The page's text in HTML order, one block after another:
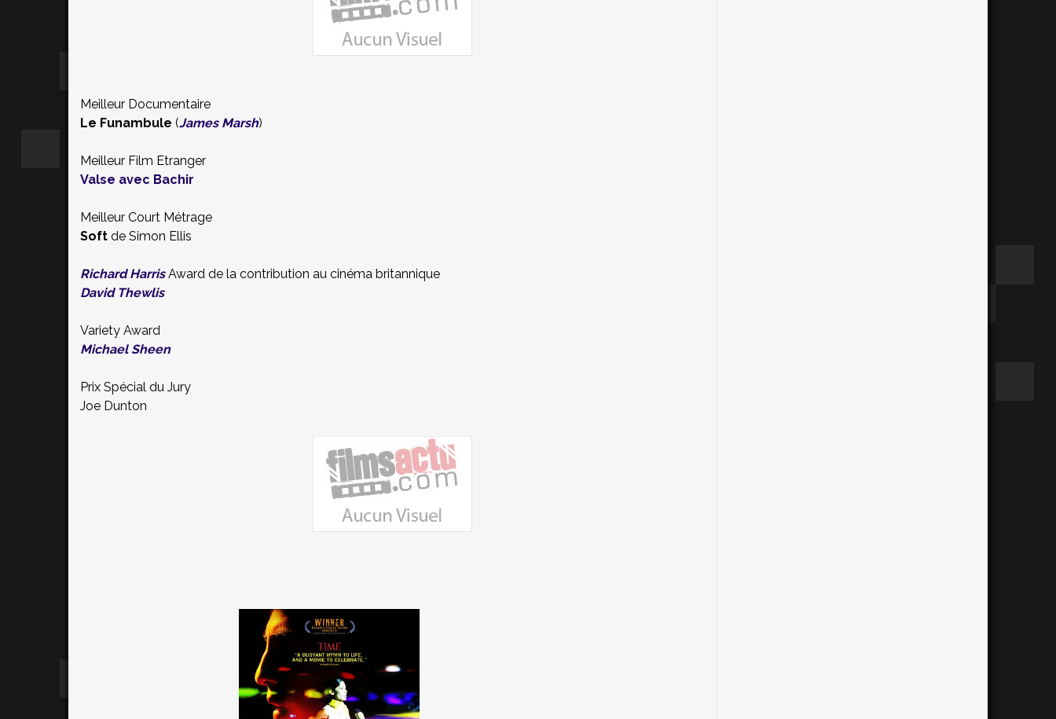
Meilleur Documentaire
Le Funambule (James Marsh)
Meilleur Film Etranger
Valse avec Bachir
Meilleur Court Métrage
Soft de Simon Ellis
Richard HarrisAward de la contribution au cinéma britannique
David Thewlis
Variety Award
Michael Sheen
Prix Spécial du Jury
Joe Dunton